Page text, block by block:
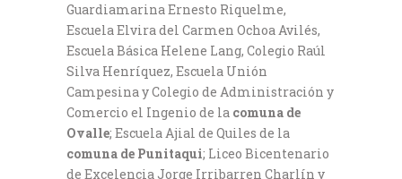
Guardiamarina Ernesto Riquelme,
Escuela Elvira del Carmen Ochoa Avilés,
Escuela Básica Helene Lang, Colegio Raúl
Silva Henríquez, Escuela Unión
Campesina y Colegio de Administración y
Comercio el Ingenio de la comuna de
Ovalle; Escuela Ajial de Quiles de la
comuna de Punitaqui; Liceo Bicentenario
de Excelencia Jorge Irribarren Charlín y